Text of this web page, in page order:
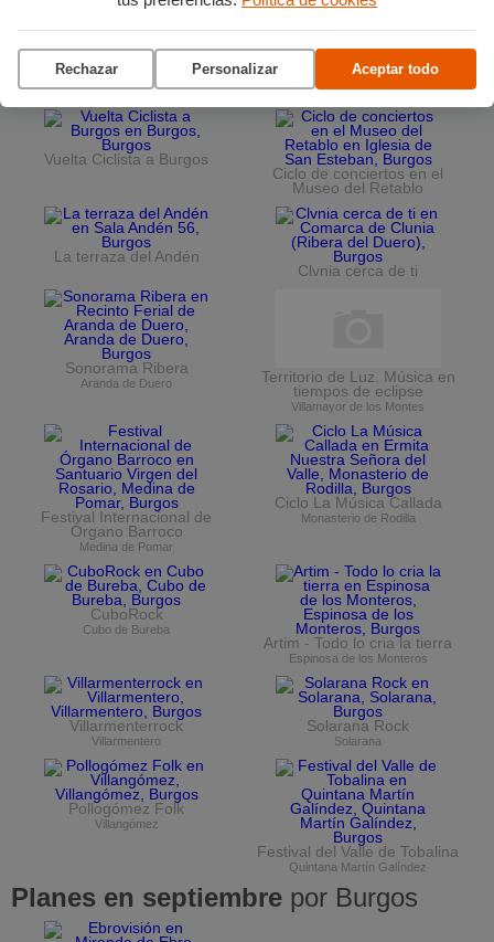
Rechazar Personalizar Aceptar todo
Planes en agostopor Burgos
Vuelta Ciclista a Burgos
Ciclo de conciertos en el
Museo del Retablo
La terraza del Andén
Clvnia cerca de ti
Sonorama Ribera
Aranda de Duero
Territorio de Luz. Música en
tiempos de eclipse
Villamayor de los Montes
Festival Internacional de
Órgano Barroco
Medina de Pomar
Ciclo La Música Callada
Monasterio de Rodilla
CuboRock
Cubo de Bureba
Artim - Todo lo cria la tierra
Espinosa de los Monteros
Villarmenterrock
Villarmentero
Solarana Rock
Solarana
Pollogómez Folk
Villangómez
Festival del Valle de Tobalina
Quintana Martín Galíndez
Planes en septiembre por Burgos